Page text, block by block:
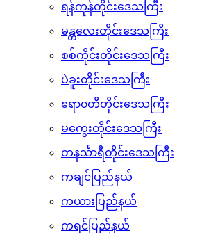
ရန်ကုန်တိုင်းဒေသကြီး
မန္တလေးတိုင်းဒေသကြီး
စစ်ကိုင်းတိုင်းဒေသကြီး
ပဲခူးတိုင်းဒေသကြီး
ဧရာ၀တီတိုင်းဒေသကြီး
မကွေးတိုင်းဒေသကြီး
တနင်္သာရီတိုင်းဒေသကြီး
ကချင်ပြည်နယ်
ကယားပြည်နယ်
ကရင်ပြည်နယ်